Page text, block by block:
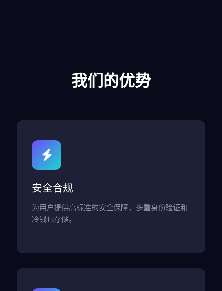
我们的优势
安全合规
为用户提供高标准的安全保障，多重身份验证和
冷钱包存储。